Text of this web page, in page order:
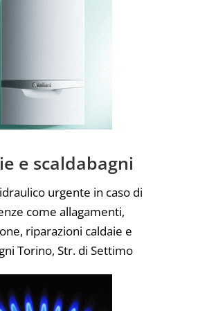
e scaldabagni
urgente in caso di
come allagamenti,
riparazioni caldaie e
Torino, Str. di Settimo